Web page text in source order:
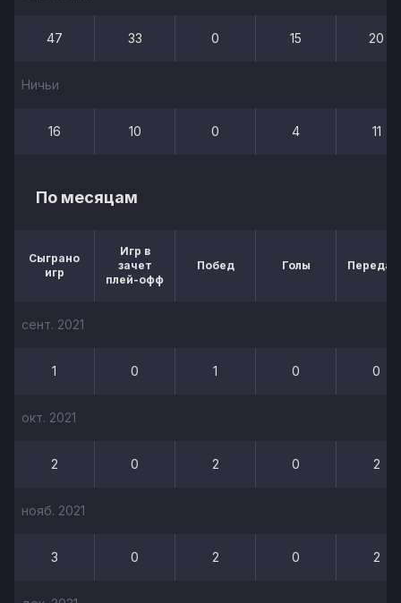
47 33 0 15 20
Ничьи
16 10 0 4 11
По месяцам
Сыграно
игр
Игр в
зачет
плей-офф
Побед Голы
сент. 2021
1 0 1 0 0
окт. 2021
2 0 2 0 2
нояб. 2021
3 0 2 0 2